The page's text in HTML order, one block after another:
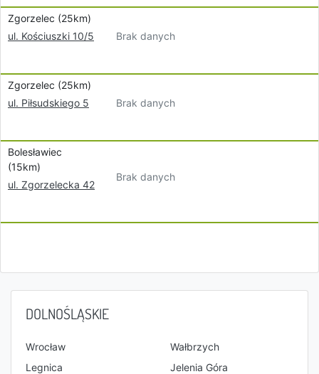
Zgorzelec (25km)
ul. Kościuszki 10/5
Brak danych
Zgorzelec (25km)
ul. Piłsudskiego 5
Brak danych
Bolesławiec
(15km)
ul. Zgorzelecka 42
Brak danych
DOLNOŚLĄSKIE
Wrocław
Wałbrzych
Legnica
Jelenia Góra